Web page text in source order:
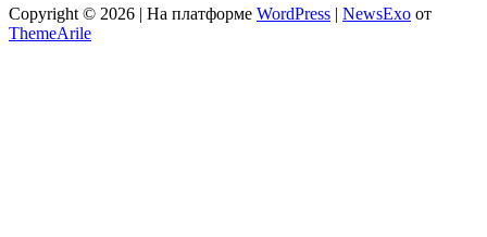
Copyright © 2026 | На платформе WordPress | NewsExo от
ThemeArile